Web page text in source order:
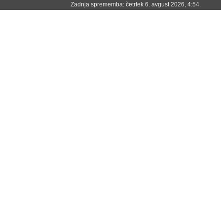
Zadnja sprememba: četrtek 6. avgust 2026, 4:54.